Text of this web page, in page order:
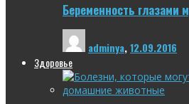
Беременность глазами
adminya,12.09.2016
Здоровье